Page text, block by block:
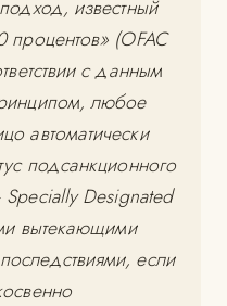
известный
(OFAC
с данным
любое
автоматически
подсанкционного
Designated
вытекающими
если